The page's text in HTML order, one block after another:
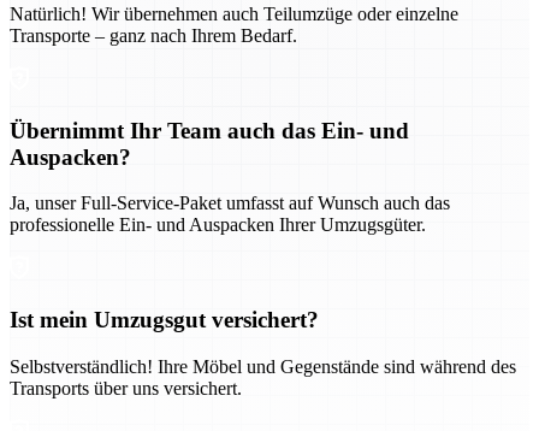
Natürlich! Wir übernehmen auch Teilumzüge oder einzelne
Transporte – ganz nach Ihrem Bedarf.
Übernimmt Ihr Team auch das Ein- und
Auspacken?
Ja, unser Full-Service-Paket umfasst auf Wunsch auch das
professionelle Ein- und Auspacken Ihrer Umzugsgüter.
Ist mein Umzugsgut versichert?
Selbstverständlich! Ihre Möbel und Gegenstände sind während des
Transports über uns versichert.